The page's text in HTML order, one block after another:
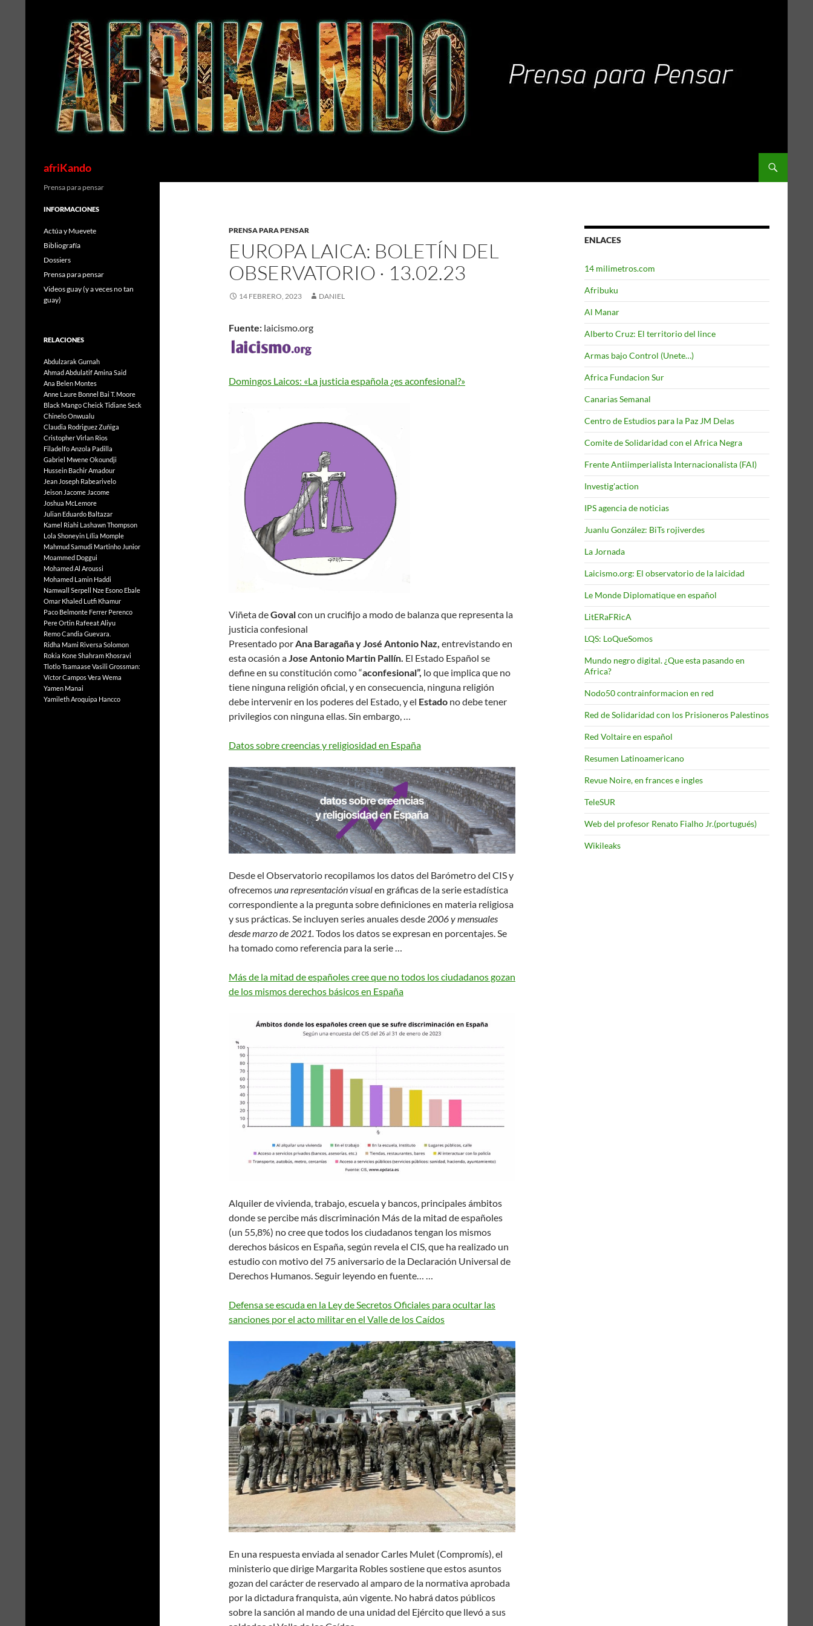
afriKando
PRENSA PARA PENSAR
EUROPA LAICA: BOLETÍN DEL
OBSERVATORIO · 13.02.23
14 FEBRERO, 2023 DANIEL
Fuente: laicismo.org
Domingos Laicos: «La justicia española ¿es aconfesional?»
Viñeta deGovalcon un crucifijo a modo de balanza que representa la
justicia confesional
Presentado porAna Baragaña y José Antonio Naz, entrevistando en
esta ocasión aJose Antonio Martin Pallín. El Estado Español se
define en su constitución como “aconfesional”, lo que implica que no
tiene ninguna religión oficial, y en consecuencia, ninguna religión
debe intervenir en los poderes del Estado, y el Estado no debe tener
privilegios con ninguna ellas. Sin embargo, …
Datos sobre creencias y religiosidad en España
Desde el Observatorio recopilamos los datos del Barómetro del CIS y
ofrecemosuna representación visualen gráficas de la serie estadística
correspondiente a la pregunta sobre definiciones en materia religiosa
y sus prácticas. Se incluyen series anuales desde 2006 y mensuales
desde marzo de 2021.Todos los datos se expresan en porcentajes. Se
ha tomado como referencia para la serie …
Más de la mitad de españoles cree que no todos los ciudadanos gozan
de los mismos derechos básicos en España
Alquiler de vivienda, trabajo, escuela y bancos, principales ámbitos
donde se percibe más discriminación Más de la mitad de españoles
(un 55,8%) no cree que todos los ciudadanos tengan los mismos
derechos básicos en España, según revela el CIS, que ha realizado un
estudio con motivo del 75 aniversario de la Declaración Universal de
Derechos Humanos. Seguir leyendo en fuente… …
Defensa se escuda en la Ley de Secretos Oficiales para ocultar las
sanciones por el acto militar en el Valle de los Caídos
En una respuesta enviada al senador Carles Mulet (Compromís), el
ministerio que dirige Margarita Robles sostiene que estos asuntos
gozan del carácter de reservado al amparo de la normativa aprobada
por la dictadura franquista, aún vigente. No habrá datos públicos
sobre la sanción al mando de una unidad del Ejército que llevó a sus
ENLACES
14 milimetros.com
Afribuku
Al Manar
Alberto Cruz: El territorio del lince
Armas bajo Control (Unete…)
Africa Fundacion Sur
Canarias Semanal
Centro de Estudios para la Paz JM Delas
Comite de Solidaridad con el Africa Negra
Frente Antiimperialista Internacionalista (FAI)
Investig'action
IPS agencia de noticias
Juanlu González: BiTs rojiverdes
La Jornada
Laicismo.org: El observatorio de la laicidad
Le Monde Diplomatique en español
LitERaFRicA
LQS: LoQueSomos
Mundo negro digital. ¿Que esta pasando en
Africa?
Nodo50 contrainformacion en red
Red de Solidaridad con los Prisioneros Palestinos
Red Voltaire en español
Resumen Latinoamericano
Revue Noire, en frances e ingles
TeleSUR
Web del profesor Renato Fialho Jr.(portugués)
Wikileaks
Prensa para pensar
INFORMACIONES
Actúa y Muevete
Bibliografía
Dossiers
Prensa para pensar
Videos guay (y a veces no tan
guay)
RELACIONES
Abdulzarak Gurnah
Ahmad AbdulatifAmina Said
Ana Belen Montes
Anne Laure Bonnel Bai T. Moore
Black MangoCheick Tidiane Seck
Chinelo Onwualu
Claudia Rodriguez Zuñiga
Cristopher Virlan Rios
Filadelfo Anzola Padilla
Gabriel Mwene Okoundji
Hussein Bachir Amadour
Jean Joseph Rabearivelo
Jeison Jacome Jacome
Joshua McLemore
Julian Eduardo Baltazar
Kamel Riahi Lashawn Thompson
Lola Shoneyin Lília Momple
Mahmud Samudi Martinho Junior
Moammed Doggui
Mohamed Al Aroussi
Mohamed Lamin Haddi
Namwall Serpell Nze Esono Ebale
Omar Khaled Lutfi Khamur
Paco Belmonte Ferrer Perenco
Pere Ortin Rafeeat Aliyu
Remo Candia Guevara.
Ridha Mami Riversa Solomon
Rokia KoneShahram Khosravi
Tlotlo TsamaaseVasili Grossman:
Víctor Campos Vera Wema
Yamen Manai
Yamileth Aroquipa Hancco